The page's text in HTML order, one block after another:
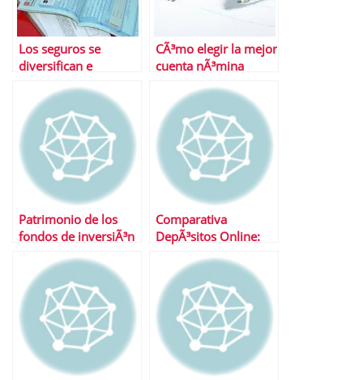
Los seguros se
diversifican e
CÃ³mo elegir la mejor
cuenta nÃ³mina
Patrimonio de los
fondos de inversiÃ³n
trimestre 2010
Comparativa
DepÃ³sitos Online:
Openbank, Uno-e y
TuBancaja